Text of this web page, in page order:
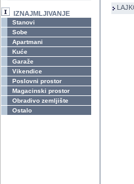
IZNAJMLJIVANJE
Stanovi
Sobe
Apartmani
Kuće
Garaže
Vikendice
Poslovni prostor
Magacinski prostor
Obradivo zemljište
Ostalo